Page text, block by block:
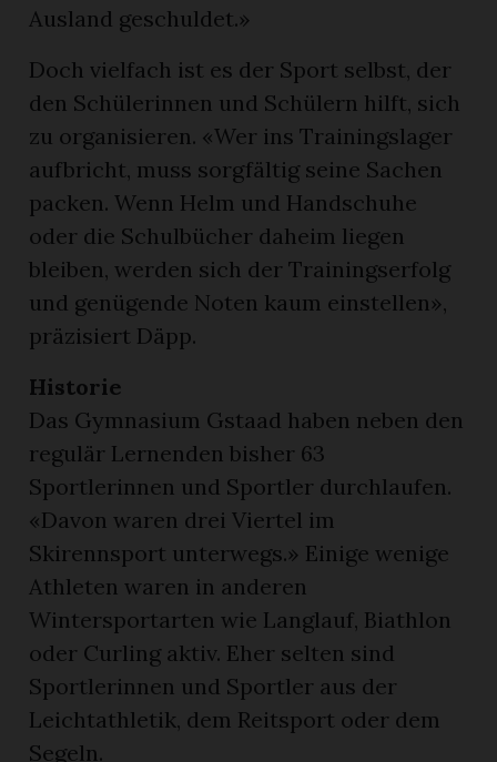
Ausland geschuldet.»
Doch vielfach ist es der Sport selbst, der
den Schülerinnen und Schülern hilft, sich
zu organisieren. «Wer ins Trainingslager
aufbricht, muss sorgfältig seine Sachen
packen. Wenn Helm und Handschuhe
oder die Schulbücher daheim liegen
bleiben, werden sich der Trainingserfolg
und genügende Noten kaum einstellen»,
präzisiert Däpp.
Historie
Das Gymnasium Gstaad haben neben den
regulär Lernenden bisher 63
Sportlerinnen und Sportler durchlaufen.
«Davon waren drei Viertel im
Skirennsport unterwegs.» Einige wenige
Athleten waren in anderen
Wintersportarten wie Langlauf, Biathlon
oder Curling aktiv. Eher selten sind
Sportlerinnen und Sportler aus der
Leichtathletik, dem Reitsport oder dem
Segeln.